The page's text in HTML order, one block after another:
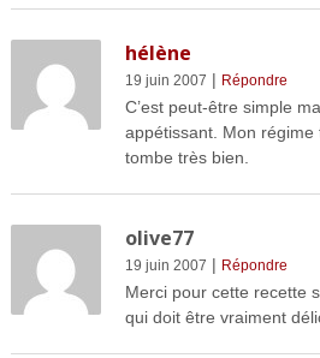
hélène
19 juin 2007 | Répondre
C’est peut-être simple
appétissant. Mon régime
tombe très bien.
olive77
19 juin 2007 | Répondre
Merci pour cette recette
qui doit être vraiment